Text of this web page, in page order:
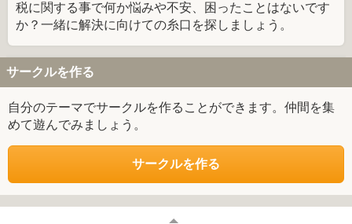
税に関する事で何か悩みや不安、困ったことはないです
か？一緒に解決に向けての糸口を探しましょう。
サークルを作る
自分のテーマでサークルを作ることができます。仲間を集
めて遊んでみましょう。
サークルを作る